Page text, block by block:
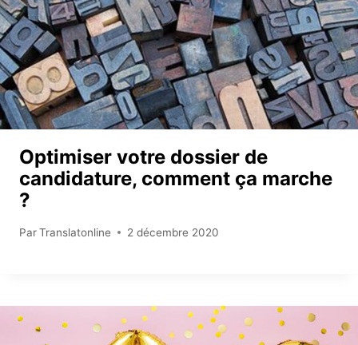
Optimiser votre dossier de
candidature, comment ça marche
?
ParTranslatonline 2 décembre 2020